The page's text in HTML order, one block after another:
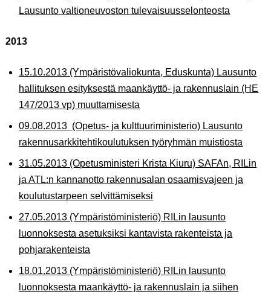
Lausunto valtioneuvoston tulevaisuusselonteosta
2013
15.10.2013 (Ympäristövaliokunta, Eduskunta) Lausunto
hallituksen esityksestä maankäyttö- ja rakennuslain (HE
147/2013 vp) muuttamisesta
09.08.2013 (Opetus- ja kulttuuriministerio) Lausunto
rakennusarkkitehtikoulutuksen työryhmän muistiosta
31.05.2013 (Opetusministeri Krista Kiuru) SAFAn, RILin
ja ATL:n kannanotto rakennusalan osaamisvajeen ja
koulutustarpeen selvittämiseksi
27.05.2013 (Ympäristöministeriö) RILin lausunto
luonnoksesta asetuksiksi kantavista rakenteista ja
pohjarakenteista
18.01.2013 (Ympäristöministeriö) RILin lausunto
luonnoksesta maankäyttö‐ ja rakennuslain ja siihen